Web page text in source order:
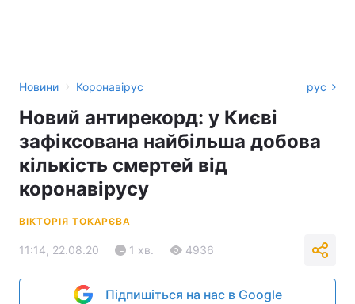
Новини › Коронавірус рус
Новий антирекорд: у Києві
зафіксована найбільша добова
кількість смертей від
коронавірусу
ВІКТОРІЯ ТОКАРЄВА
11:14, 22.08.20 1 хв. 4936
Підпишіться на нас в Google